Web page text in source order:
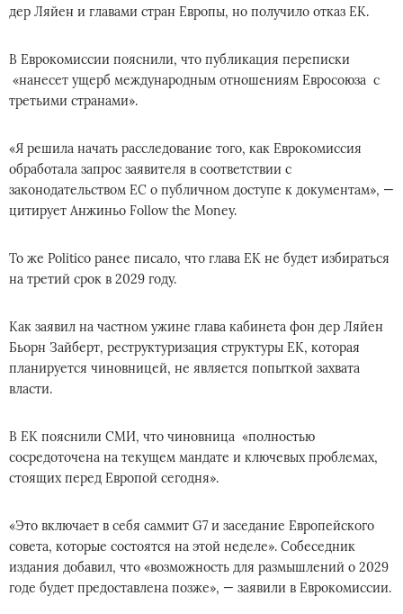
дер Ляйен и главами стран Европы, но получило отказ ЕК.
В Еврокомиссии пояснили, что публикация переписки
«нанесет ущерб международным отношениям Евросоюза с
третьими странами».
«Я решила начать расследование того, как Еврокомиссия
обработала запрос заявителя в соответствии с
законодательством ЕС о публичном доступе к документам», —
цитирует Анжиньо Follow the Money.
То же Politico ранее писало, что глава ЕК не будет избираться
на третий срок в 2029 году.
Как заявил на частном ужине глава кабинета фон дер Ляйен
Бьорн Зайберт, реструктуризация структуры ЕК, которая
планируется чиновницей, не является попыткой захвата
власти.
В ЕК пояснили СМИ, что чиновница «полностью
сосредоточена на текущем мандате и ключевых проблемах,
стоящих перед Европой сегодня».
«Это включает в себя саммит G7 и заседание Европейского
совета, которые состоятся на этой неделе». Собеседник
издания добавил, что «возможность для размышлений о 2029
годе будет предоставлена ​​позже», — заявили в Еврокомиссии.